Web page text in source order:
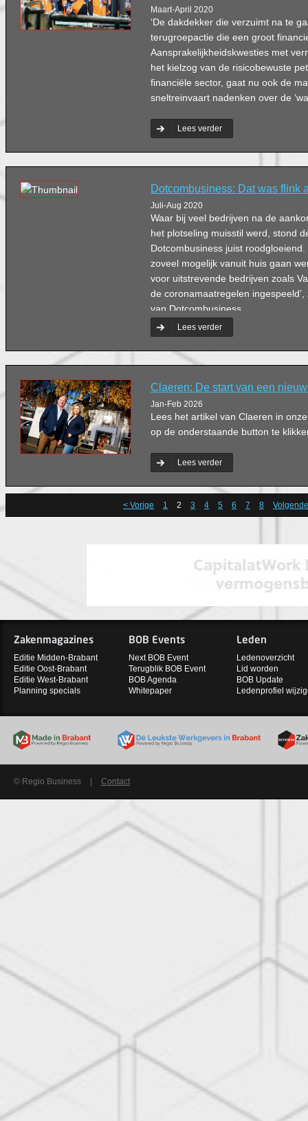
Maart-April 2020
‘De dakdekker die verzuimt na te
terugroepactie die een groot
Aansprakelijkheidskwesties met
het kielzog van de risicobewuste
financiële sector, gaat nu ook de
sneltreinvaart nadenken over de
Lees verder
Dotcombusiness: Dat was flink
Juli-Aug 2020
Waar bij veel bedrijven na de
het plotseling muisstil werd, stond
Dotcombusiness juist
zoveel mogelijk vanuit huis gaan
voor uitstrevende bedrijven zoals
de coronamaatregelen
van Dotcombusiness.
Lees verder
Claeren: De start van een
Jan-Feb 2026
Lees het artikel van Claeren in
op de onderstaande button te
Lees verder
< Vorige 1 2 3 4 5 6 7 8
Zakenmagazines
Editie Midden-Brabant
Editie Oost-Brabant
Editie West-Brabant
Planning specials
BOB Events
Next BOB Event
Terugblik BOB Event
BOB Agenda
Whitepaper
Leden
Ledenoverzicht
Lid worden
BOB Update
Ledenprofiel
© Regio Business Contact